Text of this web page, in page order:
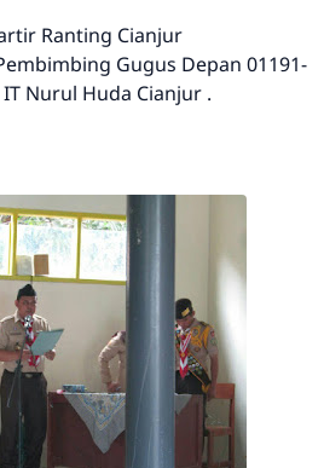
Ranting Cianjur
Gugus Depan 01191-
Nurul Huda Cianjur .